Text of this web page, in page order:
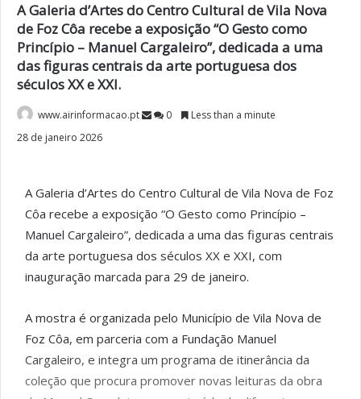
A Galeria d’Artes do Centro Cultural de Vila Nova
de Foz Côa recebe a exposição “O Gesto como
Princípio – Manuel Cargaleiro”, dedicada a uma
das figuras centrais da arte portuguesa dos
séculos XX e XXI.
www.airinformacao.pt 0
Less than a minute
28 de janeiro 2026
A Galeria d’Artes do Centro Cultural de Vila Nova de Foz
Côa recebe a exposição “O Gesto como Princípio –
Manuel Cargaleiro”, dedicada a uma das figuras centrais
da arte portuguesa dos séculos XX e XXI, com
inauguração marcada para 29 de janeiro.
A mostra é organizada pelo Município de Vila Nova de
Foz Côa, em parceria com a Fundação Manuel
Cargaleiro, e integra um programa de itinerância da
coleção que procura promover novas leituras da obra